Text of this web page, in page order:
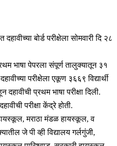
बोर्ड परीक्षेला सोमवारी दि २८
भाषा पेपरला संपूर्ण तालुक्यातून ३१
परीक्षेला एकूण ३६६९ विद्यार्थी
दहावीची प्रथम भाषा परीक्षा दिली.
परीक्षा केंद्रे होती.
हायस्कूल, मराठा मंडळ हायस्कूल, व
जे पी व्ही विद्यालय गर्लगुंजी,